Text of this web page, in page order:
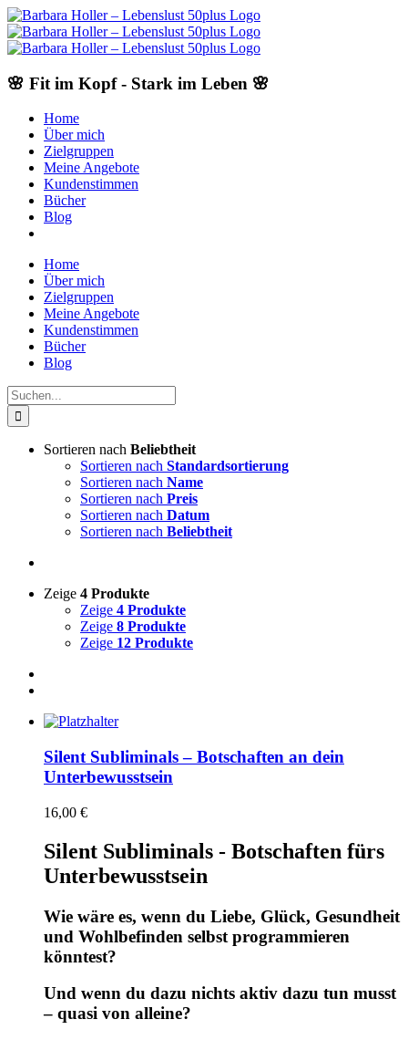
Skip
to
content
🌸 Fit im Kopf - Stark im Leben 🌸
Home
Über mich
Zielgruppen
Meine Angebote
Kundenstimmen
Bücher
Blog
Home
Über mich
Zielgruppen
Meine Angebote
Kundenstimmen
Bücher
Blog
Suche
nach:
Sortieren nach Beliebtheit
Sortieren nach Standardsortierung
Sortieren nach Name
Sortieren nach Preis
Sortieren nach Datum
Sortieren nach Beliebtheit
Zeige 4 Produkte
Zeige 4 Produkte
Zeige 8 Produkte
Zeige 12 Produkte
Silent Subliminals – Botschaften an dein
Unterbewusstsein
16,00 €
Silent Subliminals - Botschaften fürs
Unterbewusstsein
Wie wäre es, wenn du Liebe, Glück, Gesundheit
und Wohlbefinden selbst programmieren
könntest?
Und wenn du dazu nichts aktiv dazu tun musst
– quasi von alleine?